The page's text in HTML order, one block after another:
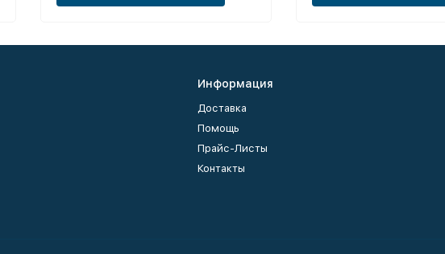
Информация
Доставка
Помощь
Прайс-Листы
Контакты